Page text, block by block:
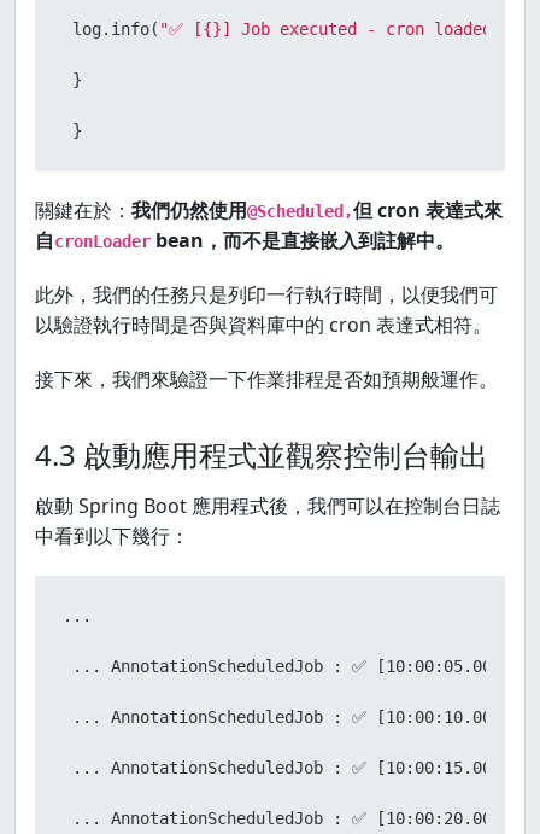
log.info( "✅ [{}] Job executed - cron loaded from
}
}
關鍵在於： 我們仍然使用@Scheduled,但 cron 表達式來
自cronLoader bean，而不是直接嵌入到註解中。
此外，我們的任務只是列印一行執行時間，以便我們可
以驗證執行時間是否與資料庫中的 cron 表達式相符。
接下來，我們來驗證一下作業排程是否如預期般運作。
4.3 啟動應用程式並觀察控制台輸出
啟動 Spring Boot 應用程式後，我們可以在控制台日誌
中看到以下幾行：
...
... AnnotationScheduledJob : ✅ [10:00:05.002]
... AnnotationScheduledJob : ✅ [10:00:10.001]
... AnnotationScheduledJob : ✅ [10:00:15.000]
... AnnotationScheduledJob : ✅ [10:00:20.001]